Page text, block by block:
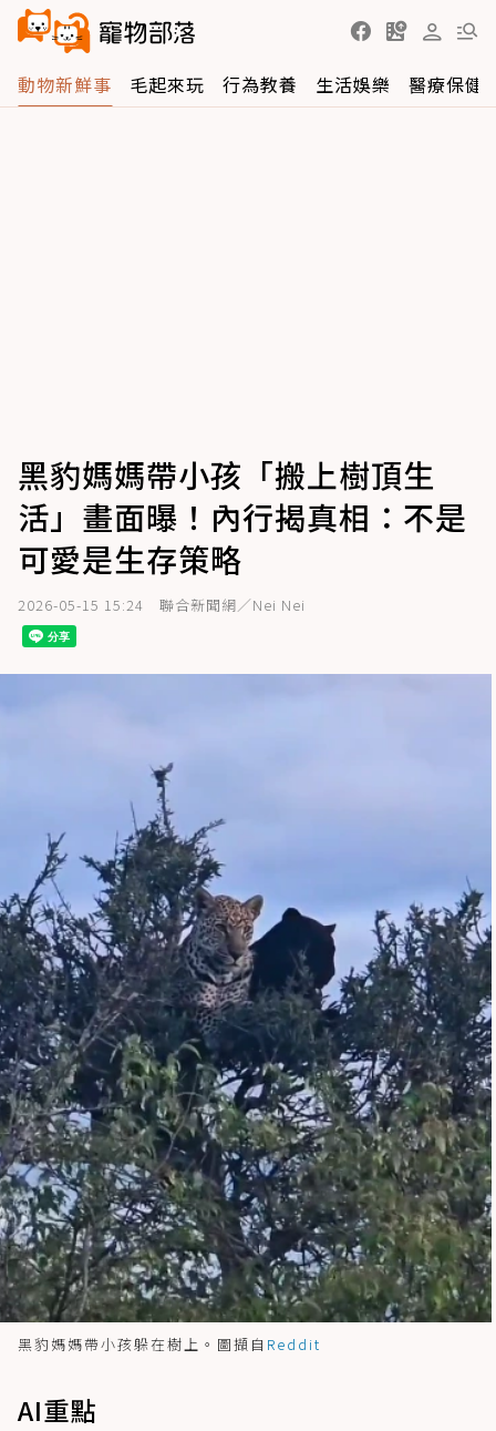
動物新鮮事 毛起來玩 行為教養 生活娛樂 醫療保健
黑豹媽媽帶小孩「搬上樹頂生
活」畫面曝！內行揭真相：不是
可愛是生存策略
2026-05-15 15:24 聯合新聞網／Nei Nei
黑豹媽媽帶小孩躲在樹上。圖擷自 Reddit
AI重點